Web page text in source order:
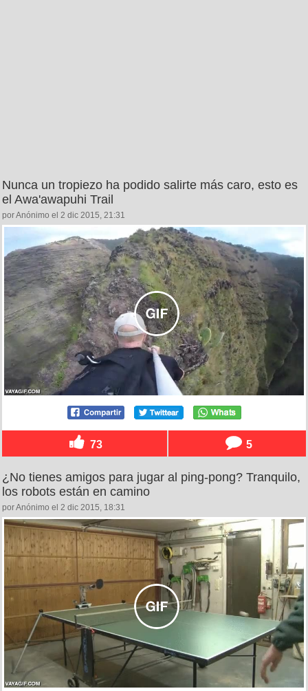
Nunca un tropiezo ha podido salirte más caro, esto es
el Awa'awapuhi Trail
por Anónimo el 2 dic 2015, 21:31
73 5
¿No tienes amigos para jugar al ping-pong? Tranquilo,
los robots están en camino
por Anónimo el 2 dic 2015, 18:31